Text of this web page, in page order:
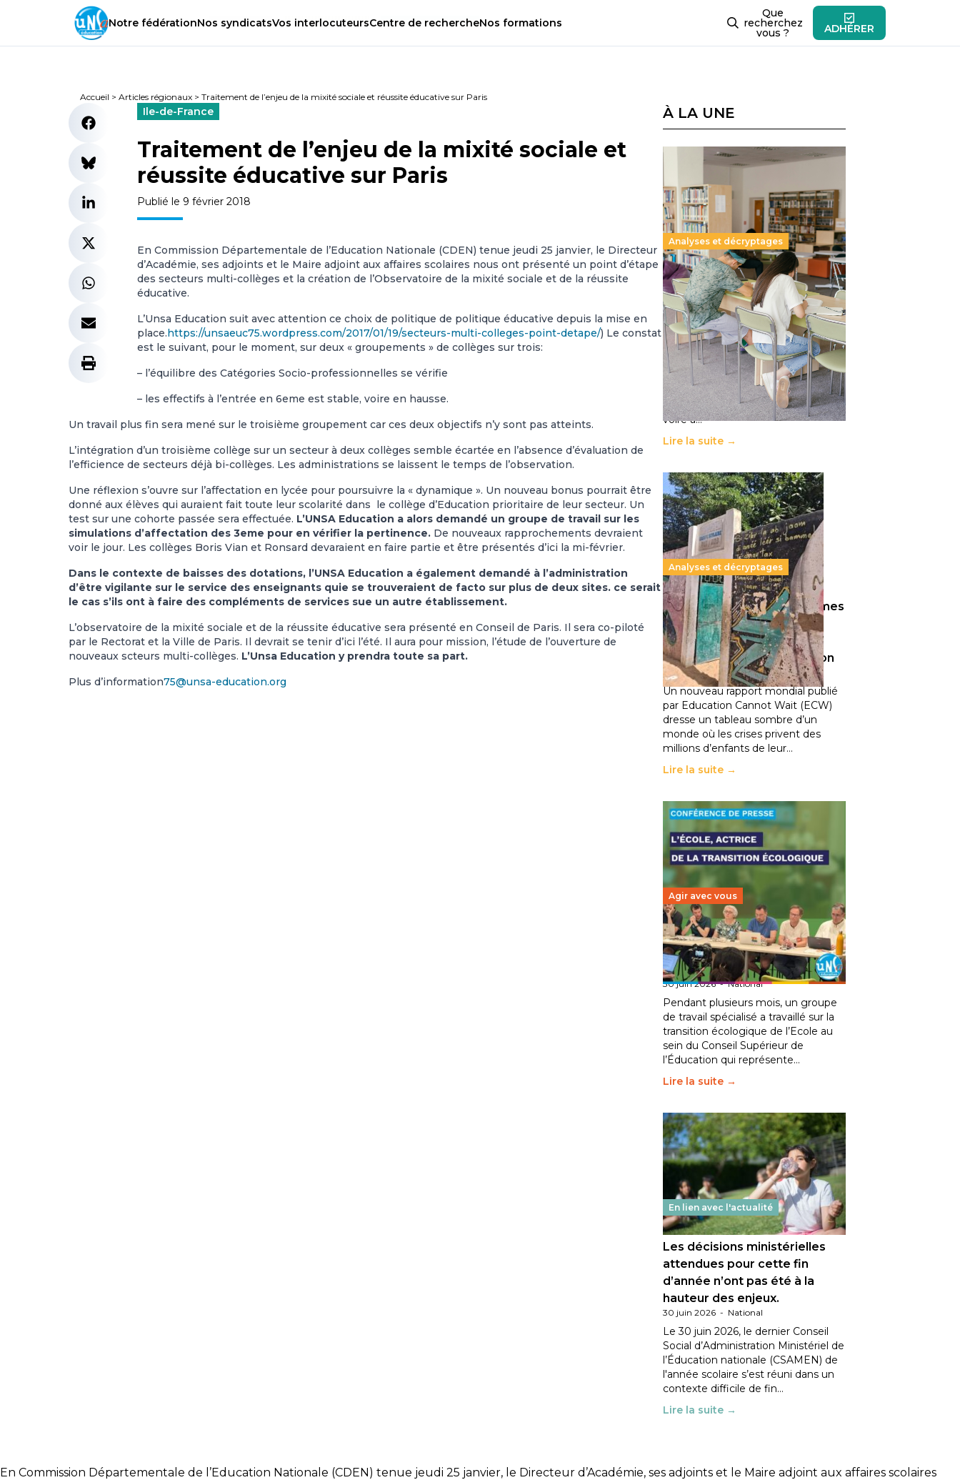
Notre fédérationNos syndicatsVos interlocuteursCentre de rechercheNos formations
Que
recherchez
vous ? ADHÉRER
Accueil > Articles régionaux > Traitement de l’enjeu de la mixité sociale et réussite éducative sur Paris
Ile-de-France
Traitement de l’enjeu de la mixité sociale et
réussite éducative sur Paris
Publié le 9 février 2018
En Commission Départementale de l’Education Nationale (CDEN) tenue jeudi 25 janvier, le Directeur
d’Académie, ses adjoints et le Maire adjoint aux affaires scolaires nous ont présenté un point d’étape
des secteurs multi-collèges et la création de l’Observatoire de la mixité sociale et de la réussite
éducative.
L’Unsa Education suit avec attention ce choix de politique de politique éducative depuis la mise en
place.https://unsaeuc75.wordpress.com/2017/01/19/secteurs-multi-colleges-point-detape/) Le constat
est le suivant, pour le moment, sur deux « groupements » de collèges sur trois:
– l’équilibre des Catégories Socio-professionnelles se vérifie
– les effectifs à l’entrée en 6eme est stable, voire en hausse.
Un travail plus fin sera mené sur le troisième groupement car ces deux objectifs n’y sont pas atteints.
L’intégration d’un troisième collège sur un secteur à deux collèges semble écartée en l’absence d’évaluation de
l’efficience de secteurs déjà bi-collèges. Les administrations se laissent le temps de l’observation.
Une réflexion s’ouvre sur l’affectation en lycée pour poursuivre la « dynamique ». Un nouveau bonus pourrait être
donné aux élèves qui auraient fait toute leur scolarité dans le collège d’Education prioritaire de leur secteur. Un
test sur une cohorte passée sera effectuée. L’UNSA Education a alors demandé un groupe de travail sur les
simulations d’affectation des 3eme pour en vérifier la pertinence. De nouveaux rapprochements devraient
voir le jour. Les collèges Boris Vian et Ronsard devaraient en faire partie et être présentés d’ici la mi-février.
Dans le contexte de baisses des dotations, l’UNSA Education a également demandé à l’administration
d’être vigilante sur le service des enseignants quie se trouveraient de facto sur plus de deux sites. ce serait
le cas s’ils ont à faire des compléments de services sue un autre établissement.
L’observatoire de la mixité sociale et de la réussite éducative sera présenté en Conseil de Paris. Il sera co-piloté
par le Rectorat et la Ville de Paris. Il devrait se tenir d’ici l’été. Il aura pour mission, l’étude de l’ouverture de
nouveaux scteurs multi-collèges. L’Unsa Education y prendra toute sa part.
Plus d’information75@unsa-education.org
À LA UNE
Analyses et décryptages
Supérieur privé : une dérive
qui met à mal la promesse
républicaine
11 juillet 2026- National
Le projet de loi sur la régulation de
l’enseignement supérieur privé met
en lumière l’amplification d’un
système qui relègue l’acte
pédagogique au superfétatoire,
voire à…
Lire la suite →
Analyses et décryptages
258 millions d’enfants victimes
de la guerre, des chocs
climatiques et des
déplacements de population
11 juillet 2026 -National
Un nouveau rapport mondial publié
par Education Cannot Wait (ECW)
dresse un tableau sombre d’un
monde où les crises privent des
millions d’enfants de leur…
Lire la suite →
Agir avec vous
Transition écologique de
l’éducation : l’UNSA Éducation
fait bouger les lignes
30 juin 2026-National
Pendant plusieurs mois, un groupe
de travail spécialisé a travaillé sur la
transition écologique de l’Ecole au
sein du Conseil Supérieur de
l’Éducation qui représente…
Lire la suite →
En lien avec l'actualité
Les décisions ministérielles
attendues pour cette fin
d’année n’ont pas été à la
hauteur des enjeux.
30 juin 2026 - National
Le 30 juin 2026, le dernier Conseil
Social d’Administration Ministériel de
l’Éducation nationale (CSAMEN) de
l'année scolaire s’est réuni dans un
contexte difficile de fin…
Lire la suite →
En Commission Départementale de l’Education Nationale (CDEN) tenue jeudi 25 janvier, le Directeur d’Académie, ses adjoints et le Maire adjoint aux affaires scolaires